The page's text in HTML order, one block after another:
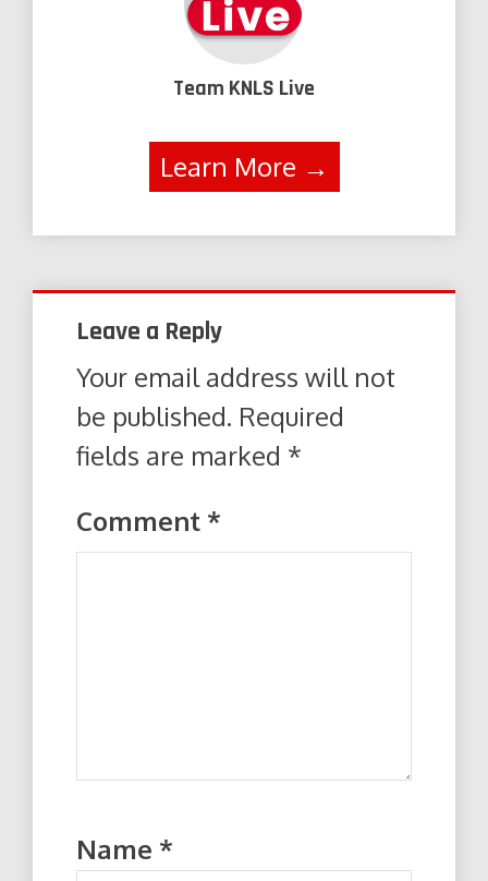
Team KNLS Live
Learn More →
Leave a Reply
Your email address will not
be published. Required
fields are marked *
Comment *
Name *